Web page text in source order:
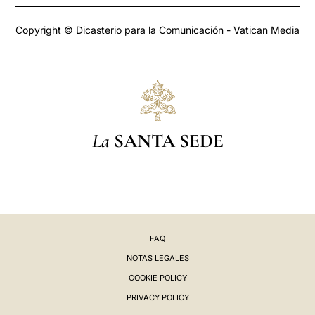
Copyright © Dicasterio para la Comunicación - Vatican Media
La SANTA SEDE
FAQ
NOTAS LEGALES
COOKIE POLICY
PRIVACY POLICY